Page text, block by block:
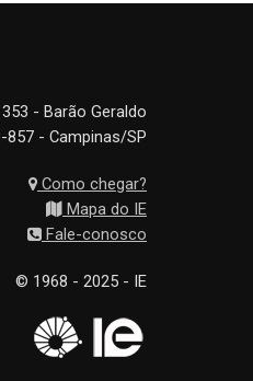
- Barão Geraldo
857 - Campinas/SP
Como chegar?
Mapa do IE
Fale-conosco
© 1968 - 2025 - IE